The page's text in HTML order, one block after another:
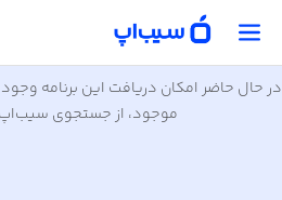
در حال حاضر امکان دریافت این برنامه وجود
موجود، از جستجوی سیب‌اپ